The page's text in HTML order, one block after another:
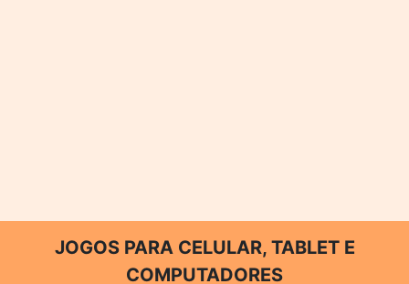
JOGOS PARA CELULAR, TABLET E
COMPUTADORES